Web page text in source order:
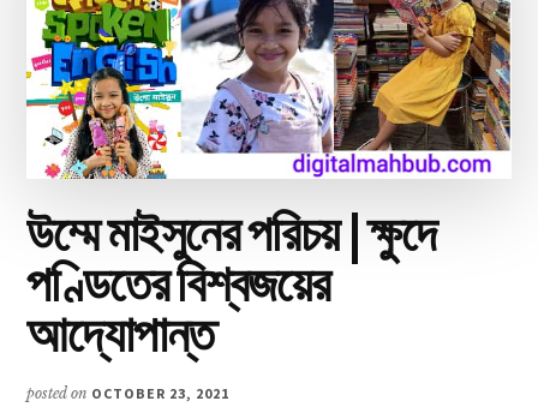
উম্মে মাইসুনের পরিচয় | ক্ষুদে
পণ্ডিতের বিশ্বজয়ের
আদ্যোপান্ত
posted on OCTOBER 23, 2021